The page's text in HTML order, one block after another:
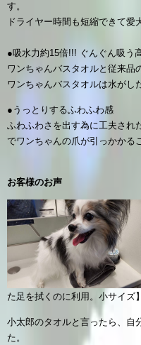
す。
ドライヤー時間も短縮できて愛
●吸水力約15倍!!! ぐんぐん吸う
ワンちゃんバスタオルと従来品
ワンちゃんバスタオルは水がし
●うっとりするふわふわ感
ふわふわさを出す為に工夫され
でワンちゃんの爪が引っかかる
お客様のお声
た足を拭くのに利用。小サイズ】
小太郎のタオルと言ったら、 自
た。